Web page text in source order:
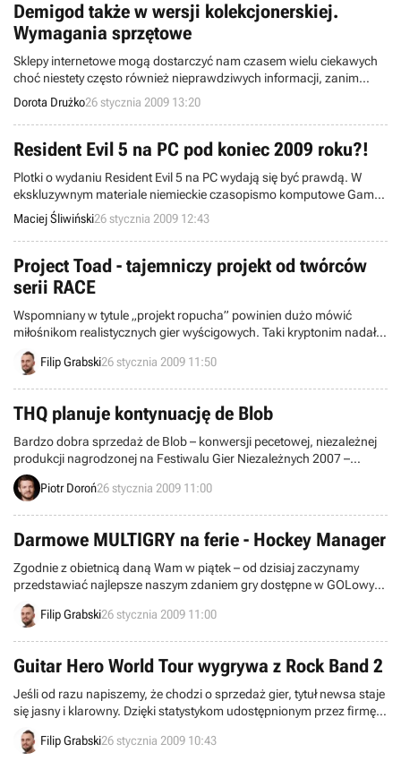
Demigod także w wersji kolekcjonerskiej.
Wymagania sprzętowe
Sklepy internetowe mogą dostarczyć nam czasem wielu ciekawych
choć niestety często również nieprawdziwych informacji, zanim
jeszcze te zostaną oficjalnie ujawnione. Tym razem padło na
nietypową hybrydę RTSa i RPGa - Demigod. Jak możemy zobaczyć
na oficjalnych witrynach amerykańskiego Amazonu i GameStopu,
oferta sprzedawców wzbogaciła się o kolekcjonerską edycję tej
Dorota Drużko26 stycznia 2009 13:20
Resident Evil 5 na PC pod koniec 2009 roku?!
Plotki o wydaniu Resident Evil 5 na PC wydają się być prawdą. W
ekskluzywnym materiale niemieckie czasopismo komputowe Games
Aktuell podaje, że gra zapowiedziana na konsole Xbox 360 i
PlayStation 3, ukaże się również w wersji na pecety w czwartym
kwartale 2009 roku.
Maciej Śliwiński26 stycznia 2009 12:43
Project Toad - tajemniczy projekt od twórców
serii RACE
Wspomniany w tytule „projekt ropucha” powinien dużo mówić
miłośnikom realistycznych gier wyścigowych. Taki kryptonim nadało
studio SimBin kolejnemu swojemu dziełu, na które czekają wszyscy
pecetowi wyścigowcy.
Filip Grabski26 stycznia 2009 11:50
THQ planuje kontynuację de Blob
Bardzo dobra sprzedaż de Blob – konwersji pecetowej, niezależnej
produkcji nagrodzonej na Festiwalu Gier Niezależnych 2007 –
niezwykle ucieszyła THQ, wydawcę dzieła studia Blue Tongue.
Okazuje się, że grudniowe wyniki w samych tylko Stanach
Piotr Doroń26 stycznia 2009 11:00
Darmowe MULTIGRY na ferie - Hockey Manager
Zgodnie z obietnicą daną Wam w piątek – od dzisiaj zaczynamy
przedstawiać najlepsze naszym zdaniem gry dostępne w GOLowym
dziale MultiGRY. Na pierwszy ogień idzie Hockey Manager.
Filip Grabski26 stycznia 2009 11:00
Guitar Hero World Tour wygrywa z Rock Band 2
Jeśli od razu napiszemy, że chodzi o sprzedaż gier, tytuł newsa staje
się jasny i klarowny. Dzięki statystykom udostępnionym przez firmę
NDP dowiedzieliśmy się, kto w USA jest górą w pojedynku Guitar
Hero kontra Rock Band.
Filip Grabski26 stycznia 2009 10:43